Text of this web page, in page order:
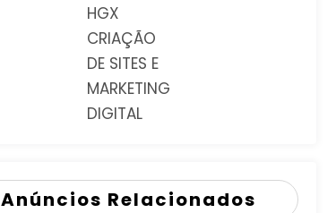
HGX
CRIAÇÃO
DE SITES E
MARKETING
DIGITAL
Anúncios Relacionados